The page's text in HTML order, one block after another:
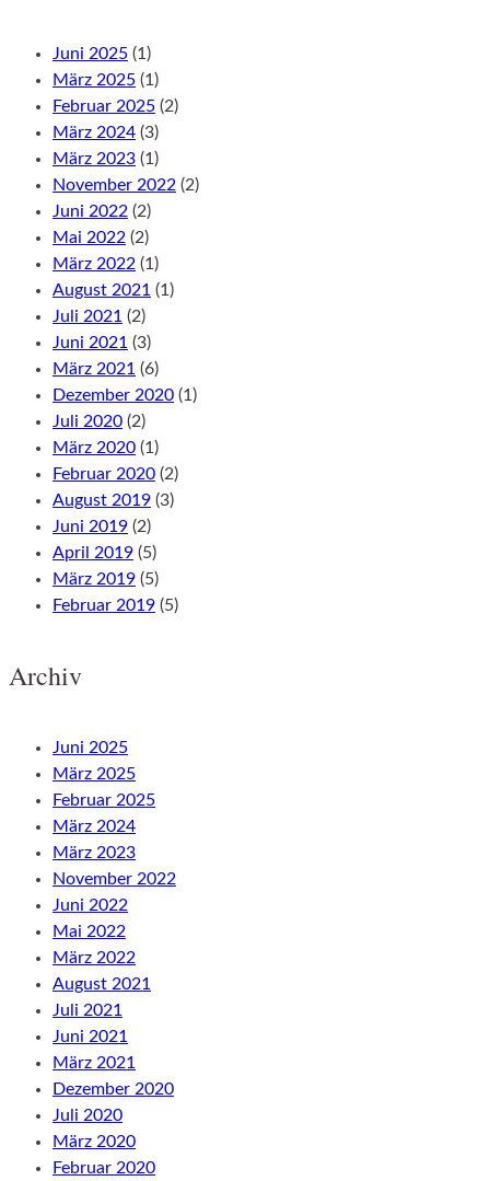
Juni 2025 (1)
März 2025 (1)
Februar 2025 (2)
März 2024 (3)
März 2023 (1)
November 2022 (2)
Juni 2022 (2)
Mai 2022 (2)
März 2022 (1)
August 2021 (1)
Juli 2021 (2)
Juni 2021 (3)
März 2021 (6)
Dezember 2020 (1)
Juli 2020 (2)
März 2020 (1)
Februar 2020 (2)
August 2019 (3)
Juni 2019 (2)
April 2019 (5)
März 2019 (5)
Februar 2019 (5)
Archiv
Juni 2025
März 2025
Februar 2025
März 2024
März 2023
November 2022
Juni 2022
Mai 2022
März 2022
August 2021
Juli 2021
Juni 2021
März 2021
Dezember 2020
Juli 2020
März 2020
Februar 2020